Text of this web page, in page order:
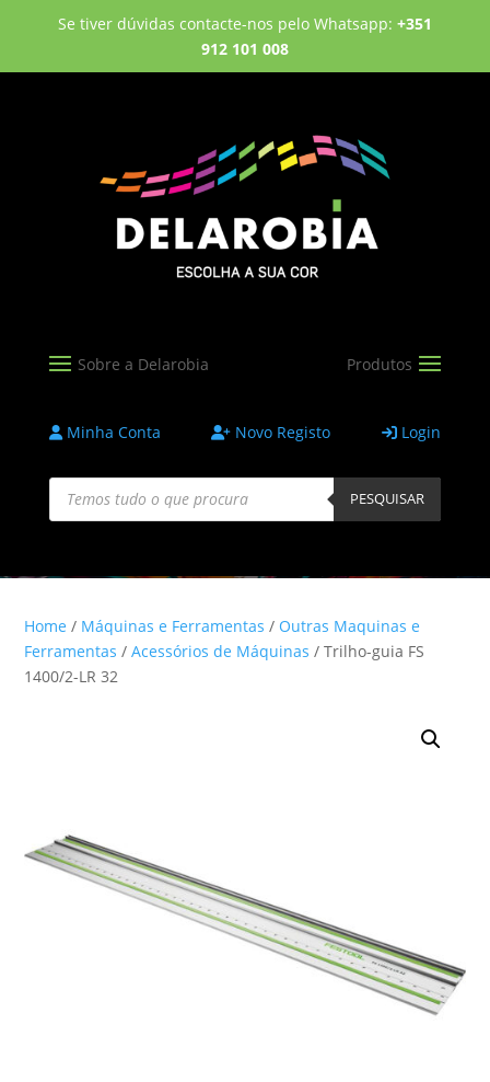
Se tiver dúvidas contacte-nos pelo Whatsapp: +351
912 101 008
Minha Conta Novo Registo Login
Products
search PESQUISAR
Home / Máquinas e Ferramentas / Outras Maquinas e
Ferramentas /Acessórios de Máquinas / Trilho-guia FS
1400/2-LR 32